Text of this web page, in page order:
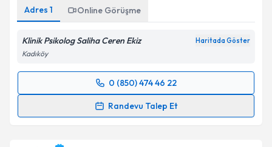
Adres 1 Online Görüşme
Klinik Psikolog Saliha Ceren Ekiz Haritada Göster
Kadıköy
0 (850) 474 46 22
Randevu Talep Et
Randevu Takvimi Talebi